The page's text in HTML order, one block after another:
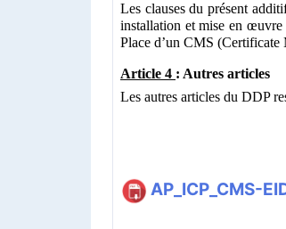
Les clauses du présent
installation et mise en
Place d’un CMS (Certificate
Article 4 : Autres articles
Les autres articles du DDP
AP_ICP_CMS-